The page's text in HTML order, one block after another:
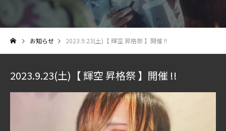
お知らせ 2023.9.23(土)【 輝空 昇格祭 】開催 !!
2023.9.23(土)【 輝空 昇格祭 】開催 !!